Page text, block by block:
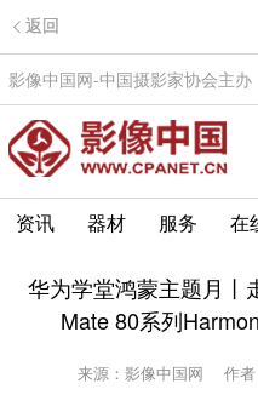
返回
影像中国网-中国摄影家协会主办
资讯 器材 服务 在
华为学堂鸿蒙主题月丨
Mate 80系列
来源：影像中国网 作